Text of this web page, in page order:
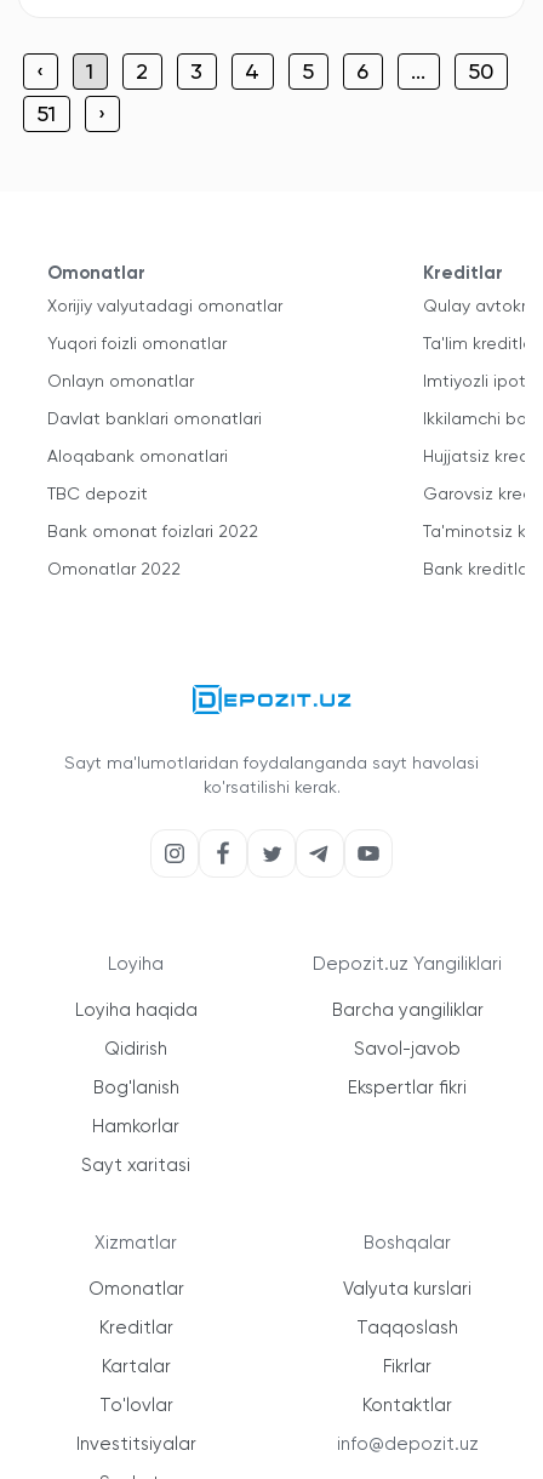
‹ 1 2 3 4 5 6 ...
50
51
›
Omonatlar
Xorijiy valyutadagi omonatlar
Yuqori foizli omonatlar
Onlayn omonatlar
Davlat banklari omonatlari
Aloqabank omonatlari
TBC depozit
Bank omonat foizlari 2022
Omonatlar 2022
Kreditlar
Qulay
Ta'lim kreditlari
Imtiyozli
Ikkilamchi
Hujjatsiz
Garovsiz
Ta'minotsiz
Bank kreditlari
Sayt ma'lumotlaridan foydalanganda sayt havolasi
ko'rsatilishi kerak.
Loyiha
Loyiha haqida
Qidirish
Bog'lanish
Hamkorlar
Sayt xaritasi
Xizmatlar
Omonatlar
Kreditlar
Kartalar
To'lovlar
Investitsiyalar
Depozit.uz Yangiliklari
Barcha yangiliklar
Savol-javob
Ekspertlar fikri
Boshqalar
Valyuta kurslari
Taqqoslash
Fikrlar
Kontaktlar
info@depozit.uz